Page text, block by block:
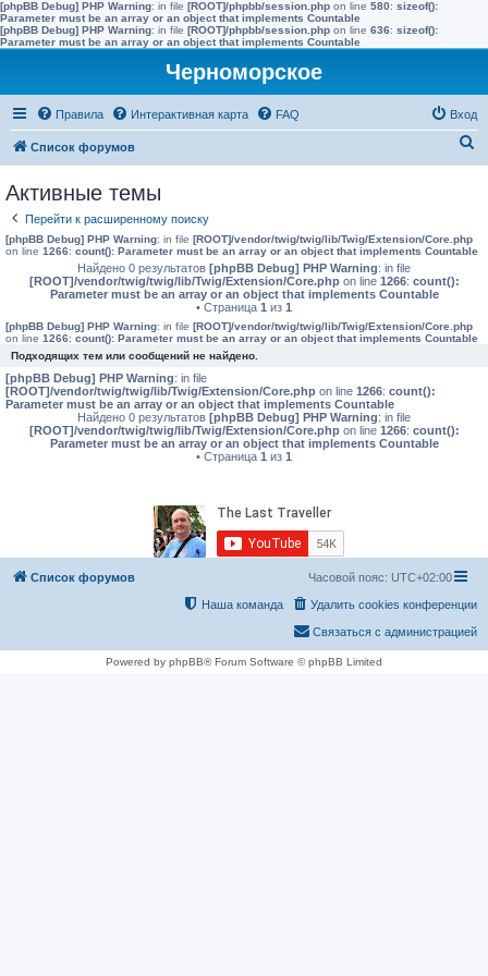
[phpBB Debug] PHP Warning: in file [ROOT]/phpbb/session.php on line 580: sizeof():
Parameter must be an array or an object that implements Countable
[phpBB Debug] PHP Warning: in file [ROOT]/phpbb/session.php on line 636: sizeof():
Parameter must be an array or an object that implements Countable
Черноморское
Правила Интерактивная карта FAQ Вход
Список форумов
к
Активные темы
Перейти к расширенному поиску
[phpBB Debug] PHP Warning: in file [ROOT]/vendor/twig/twig/lib/Twig/Extension/Core.php
on line 1266: count(): Parameter must be an array or an object that implements Countable
Найдено 0 результатов [phpBB Debug] PHP Warning: in file
[ROOT]/vendor/twig/twig/lib/Twig/Extension/Core.phpon line 1266: count():
Parameter must be an array or an object that implements Countable
• Страница 1 из 1
[phpBB Debug] PHP Warning: in file [ROOT]/vendor/twig/twig/lib/Twig/Extension/Core.php
on line 1266: count(): Parameter must be an array or an object that implements Countable
Подходящих тем или сообщений не найдено.
[phpBB Debug] PHP Warning: in file
[ROOT]/vendor/twig/twig/lib/Twig/Extension/Core.php on line 1266: count():
Parameter must be an array or an object that implements Countable
Найдено 0 результатов [phpBB Debug] PHP Warning: in file
[ROOT]/vendor/twig/twig/lib/Twig/Extension/Core.phpon line 1266: count():
Parameter must be an array or an object that implements Countable
• Страница 1 из 1
Список форумов Часовой пояс: UTC+02:00
Удалить cookies конференции
Наша команда
Связаться с администрацией
Powered by phpBB® Forum Software © phpBB Limited